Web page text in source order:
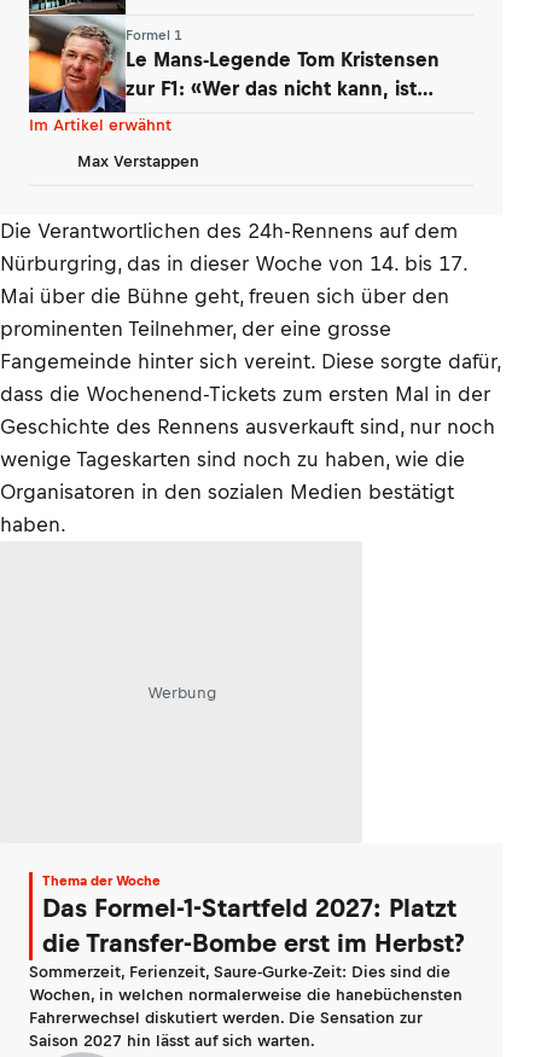
Formel 1
Le Mans-Legende Tom Kristensen
zur F1: «Wer das nicht kann, ist
erledigt»
Im Artikel erwähnt
Max Verstappen
Die Verantwortlichen des 24h-Rennens auf dem
Nürburgring, das in dieser Woche von 14. bis 17.
Mai über die Bühne geht, freuen sich über den
prominenten Teilnehmer, der eine grosse
Fangemeinde hinter sich vereint. Diese sorgte dafür,
dass die Wochenend-Tickets zum ersten Mal in der
Geschichte des Rennens ausverkauft sind, nur noch
wenige Tageskarten sind noch zu haben, wie die
Organisatoren in den sozialen Medien bestätigt
haben.
Werbung
Thema der Woche
Das Formel-1-Startfeld 2027: Platzt
die Transfer-Bombe erst im Herbst?
Sommerzeit, Ferienzeit, Saure-Gurke-Zeit: Dies sind die
Wochen, in welchen normalerweise die hanebüchensten
Fahrerwechsel diskutiert werden. Die Sensation zur
Saison 2027 hin lässt auf sich warten.